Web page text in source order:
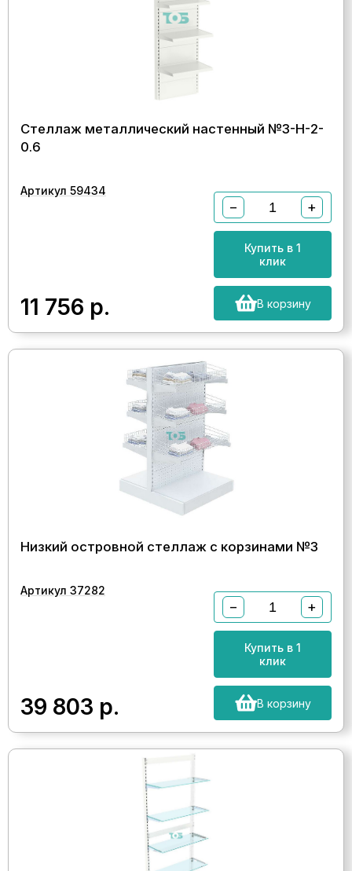
Стеллаж металлический настенный №3-Н-2-
0.6
Артикул 59434
11 756 р.
− +
Купить в 1
клик
В корзину
Низкий островной стеллаж с корзинами №3
Артикул 37282
39 803 р.
− +
Купить в 1
клик
В корзину